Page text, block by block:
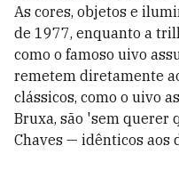
As cores, objetos e
de 1977, enquanto a
como o famoso uivo
remetem diretamente
clássicos, como o uivo
Bruxa, são 'sem
Chaves — idênticos aos